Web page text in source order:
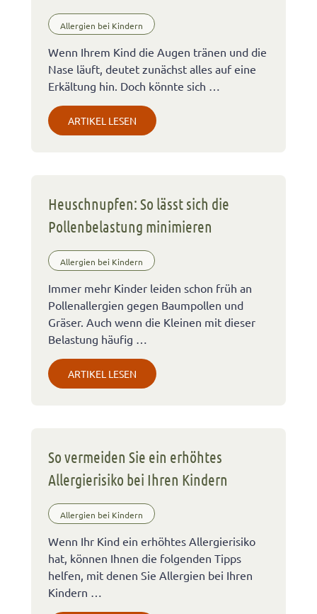
Allergien bei Kindern
Wenn Ihrem Kind die Augen tränen und die
Nase läuft, deutet zunächst alles auf eine
Erkältung hin. Doch könnte sich …
ARTIKEL LESEN
Heuschnupfen: So lässt sich die
Pollenbelastung minimieren
Allergien bei Kindern
Immer mehr Kinder leiden schon früh an
Pollenallergien gegen Baumpollen und
Gräser. Auch wenn die Kleinen mit dieser
Belastung häufig …
ARTIKEL LESEN
So vermeiden Sie ein erhöhtes
Allergierisiko bei Ihren Kindern
Allergien bei Kindern
Wenn Ihr Kind ein erhöhtes Allergierisiko
hat, können Ihnen die folgenden Tipps
helfen, mit denen Sie Allergien bei Ihren
Kindern …